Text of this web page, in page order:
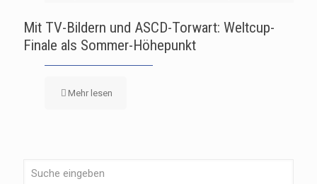
Mit TV-Bildern und ASCD-Torwart: Weltcup-
Finale als Sommer-Höhepunkt
Mehr lesen